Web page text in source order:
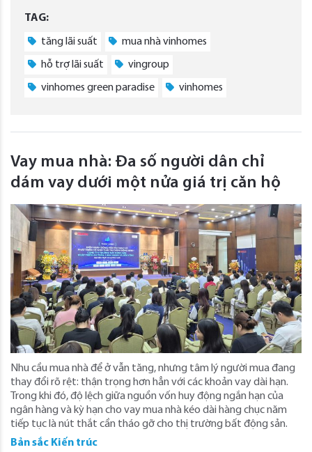
TAG:
tăng lãi suất mua nhà vinhomes
hỗ trợ lãi suất vingroup
vinhomes green paradise vinhomes
Vay mua nhà: Đa số người dân chỉ
dám vay dưới một nửa giá trị căn hộ
Nhu cầu mua nhà để ở vẫn tăng, nhưng tâm lý người mua đang
thay đổi rõ rệt: thận trọng hơn hẳn với các khoản vay dài hạn.
Trong khi đó, độ lệch giữa nguồn vốn huy động ngắn hạn của
ngân hàng và kỳ hạn cho vay mua nhà kéo dài hàng chục năm
tiếp tục là nút thắt cần tháo gỡ cho thị trường bất động sản.
Bản sắc Kiến trúc